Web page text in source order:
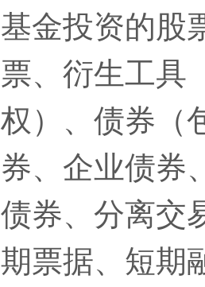
基金投资的股
票、衍生工具
权）、债券（
券、企业债券
债券、分离交
期票据、短期